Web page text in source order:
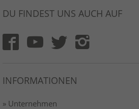
DU FINDEST UNS AUCH AUF
INFORMATIONEN
» Unternehmen